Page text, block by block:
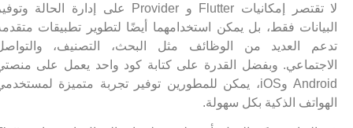
لا تقتصر إمكانيات Flutter و Provider على إدارة الحالة وتوفير
البيانات فقط، بل يمكن استخدامهما أيضًا لتطوير تطبيقات متقدمة
تدعم العديد من الوظائف مثل البحث، التصنيف، والتواصل
الاجتماعي. وبفضل القدرة على كتابة كود واحد يعمل على منصتي
Android وiOS، يمكن للمطورين توفير تجربة متميزة لمستخدمي
الهواتف الذكية بكل سهولة.